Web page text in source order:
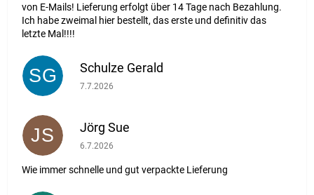
von E-Mails! Lieferung erfolgt über 14 Tage nach Bezahlung.
Ich habe zweimal hier bestellt, das erste und definitiv das
letzte Mal!!!!
SG Schulze Gerald
Die Shop-Bewertung beträgt 5 von 5 Sternen.
7.7.2026
JS Jörg Sue
Die Shop-Bewertung beträgt 5 von 5 Sternen.
6.7.2026
Wie immer schnelle und gut verpackte Lieferung